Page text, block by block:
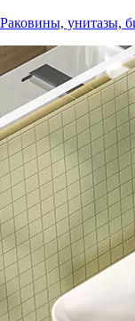
Раковины, унитазы,